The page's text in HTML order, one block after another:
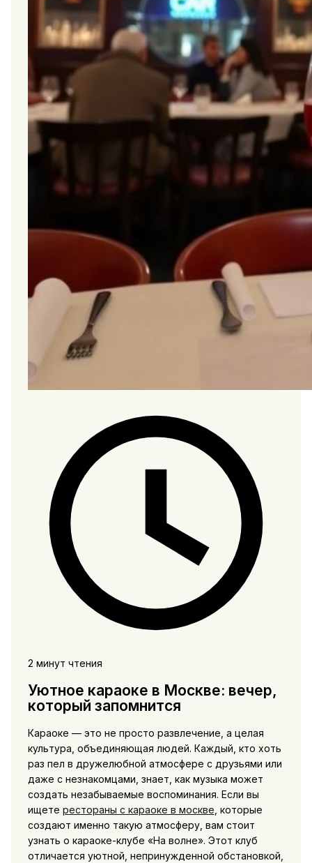
2 минут чтения
Уютное караоке в Москве: вечер,
который запомнится
Караоке — это не просто развлечение, а целая
культура, объединяющая людей. Каждый, кто хоть
раз пел в дружелюбной атмосфере с друзьями или
даже с незнакомцами, знает, как музыка может
создать незабываемые воспоминания. Если вы
ищете рестораны с караоке в москве , которые
создают именно такую атмосферу, вам стоит
узнать о караоке-клубе «На волне». Этот клуб
отличается уютной, непринужденной обстановкой,